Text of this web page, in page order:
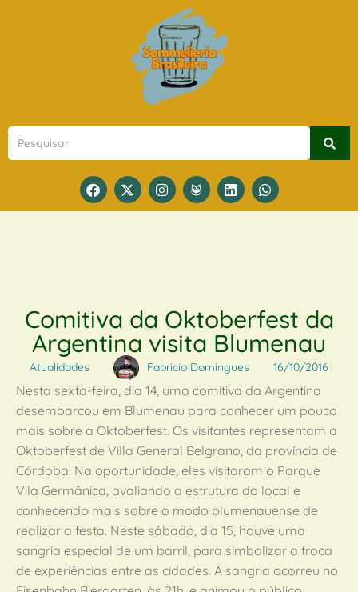
Comitiva da Oktoberfest da
Argentina visita Blumenau
Atualidades Fabricio Domingues 16/10/2016
Nesta sexta-feira, dia 14, uma comitiva da Argentina
desembarcou em Blumenau para conhecer um pouco
mais sobre a Oktoberfest. Os visitantes representam a
Oktoberfest de Villa General Belgrano, da província de
Córdoba. Na oportunidade, eles visitaram o Parque
Vila Germânica, avaliando a estrutura do local e
conhecendo mais sobre o modo blumenauense de
realizar a festa. Neste sábado, dia 15, houve uma
sangria especial de um barril, para simbolizar a troca
de experiências entre as cidades. A sangria ocorreu no